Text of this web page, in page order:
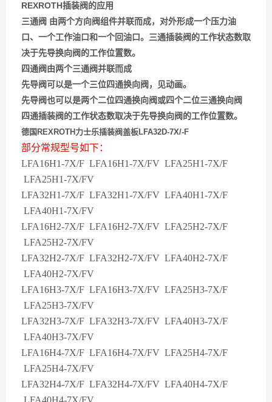
REXROTH插装阀的应用
三通阀 由两个方向阀组件并联而成，对外形成一个压力油
口、一个工作油口和一个回油口。三通插装阀的工作状态数取
决于先导换向阀的工作位置数。
四通阀由两个三通阀并联而成
先导阀可以是一个三位四通换向阀，见动画。
先导阀也可以是两个二位四通换向阀或四个二位三通换向阀
四通插装阀的工作状态数取决于先导换向阀的工作位置数。
德国 REXROTH力士乐插装阀盖板LFA32D-7X/-F
部分常规型号如下：
LFA16H1-7X/F LFA16H1-7X/FV LFA25H1-7X/F
LFA25H1-7X/FV
LFA32H1-7X/F LFA32H1-7X/FV LFA40H1-7X/F
LFA40H1-7X/FV
LFA16H2-7X/F LFA16H2-7X/FV LFA25H2-7X/F
LFA25H2-7X/FV
LFA32H2-7X/F LFA32H2-7X/FV LFA40H2-7X/F
LFA40H2-7X/FV
LFA16H3-7X/F LFA16H3-7X/FV LFA25H3-7X/F
LFA25H3-7X/FV
LFA32H3-7X/F LFA32H3-7X/FV LFA40H3-7X/F
LFA40H3-7X/FV
LFA16H4-7X/F LFA16H4-7X/FV LFA25H4-7X/F
LFA25H4-7X/FV
LFA32H4-7X/F LFA32H4-7X/FV LFA40H4-7X/F
LFA40H4-7X/FV